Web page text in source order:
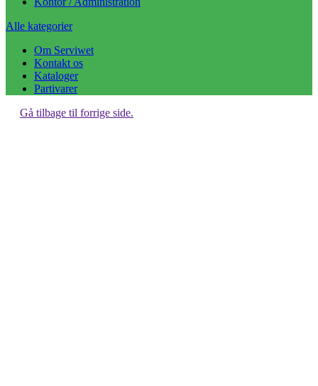
Alle kategorier
Om Serviwet
Kontakt os
Kataloger
Partivarer
Gå tilbage til forrige side.